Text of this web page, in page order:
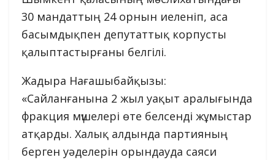
30 мандаттың 24 орнын иеленіп, аса
басымдықпен депутаттық корпусты
қалыптастырғаны белгілі.
Жадыра Нағашыбайқызы:
«Сайланғанына 2 жыл уақыт аралығында
фракция мүшелері өте белсенді жұмыстар
атқарды. Халық алдында партияның
берген уәделерін орындауда саяси